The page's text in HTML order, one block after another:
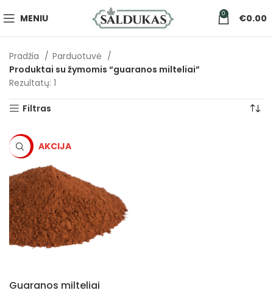
MENIU 0 €0.00
Pradžia
Parduotuvė
Produktai su žymomis “guaranos milteliai”
Rezultatų: 1
Filtras
-5%
Guaranos milteliai